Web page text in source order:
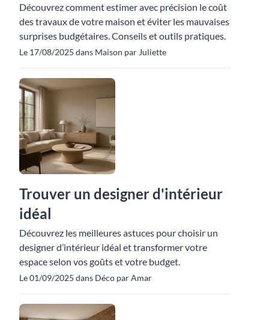
Découvrez comment estimer avec précision le coût
des travaux de votre maison et éviter les mauvaises
surprises budgétaires. Conseils et outils pratiques.
Le 17/08/2025 dans Maison par Juliette
Trouver un designer d'intérieur
idéal
Découvrez les meilleures astuces pour choisir un
designer d’intérieur idéal et transformer votre
espace selon vos goûts et votre budget.
Le 01/09/2025 dans Déco par Amar